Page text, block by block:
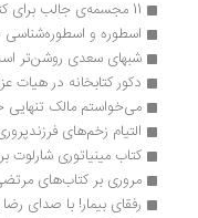
اسطوره و اسطوره‌شناسی نزد
شبهای سعدی روشن‌تر است |
دکور کتابخانه در هیات
می‌خواستم مالک تنهایی خودم
التیام زخم‌های فرزندپروری
کتاب مینیاتوری شارلوت برونته
مروری بر کتاب‌های مرتضی
رفقای بیمار! با صدای رضا